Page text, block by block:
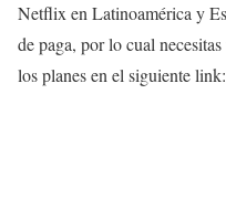
Netflix en Latinoamérica y
de paga, por lo cual
los planes en el siguiente link: